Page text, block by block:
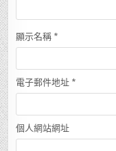
顯示名稱 *
電子郵件地址 *
個人網站網址